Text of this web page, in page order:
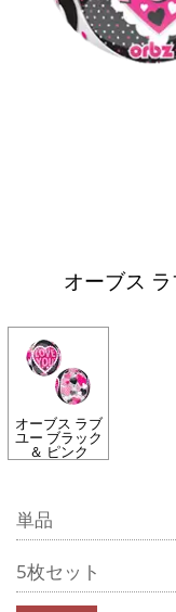
オーブス
オーブス ラブ
ユー ブラック
＆ ピンク
単品
5枚セット